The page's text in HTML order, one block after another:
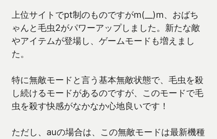
上位サイトでpt制のものですがm(__)m、おばち
ゃんと毛虫2がパワーアップしました。新たな敵
やアイテムが登場し、ゲームモードも増えまし
た。
特に無敵モードと言う基本無敵状態で、毛虫を殺
し続けるモードがあるのですが、このモードで毛
虫を殺す快感がなかなか心地良いです！
ただし、auの場合は、この無敵モードは最新機種